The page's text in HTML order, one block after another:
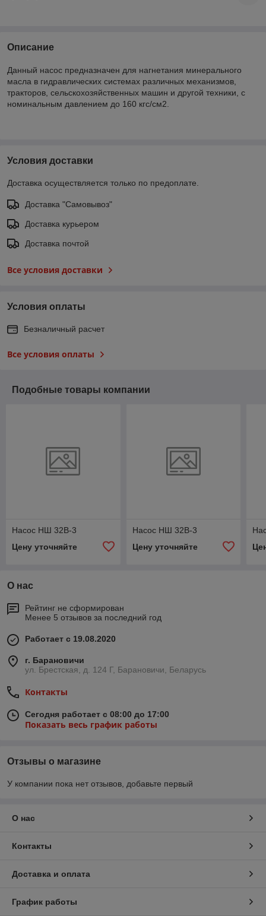
Описание
Данный насос предназначен для нагнетания минерального
масла в гидравлических системах различных механизмов,
тракторов, сельскохозяйственных машин и другой техники, с
номинальным давлением до 160 кгс/см2.
Условия доставки
Доставка осуществляется только по предоплате.
Доставка "Самовывоз"
Доставка курьером
Доставка почтой
Все условия доставки
Условия оплаты
Безналичный расчет
Все условия оплаты
Подобные товары компании
Насос НШ 32В-3
Цену уточняйте
Насос НШ 32В-3
Цену уточняйте
О нас
Рейтинг не сформирован
Менее 5 отзывов за последний год
Работает с 19.08.2020
г. Барановичи
ул. Брестская, д. 124 Г, Барановичи, Беларусь
Контакты
Сегодня работает с 08:00 до 17:00
Показать весь график работы
Отзывы о магазине
У компании пока нет отзывов, добавьте первый
О нас
Контакты
Доставка и оплата
График работы